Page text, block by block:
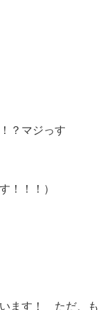
？マジっす
！！！）
ます！ ただ、も